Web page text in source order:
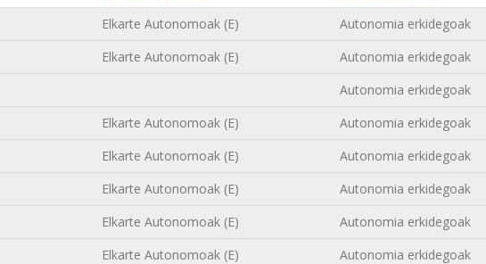
Elkarte Autonomoak (E) Autonomia erkidegoak
Elkarte Autonomoak (E) Autonomia erkidegoak
Autonomia erkidegoak
Elkarte Autonomoak (E) Autonomia erkidegoak
Elkarte Autonomoak (E) Autonomia erkidegoak
Elkarte Autonomoak (E) Autonomia erkidegoak
Elkarte Autonomoak (E) Autonomia erkidegoak
Elkarte Autonomoak (E) Autonomia erkidegoak